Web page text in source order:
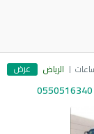
الرياض عرض